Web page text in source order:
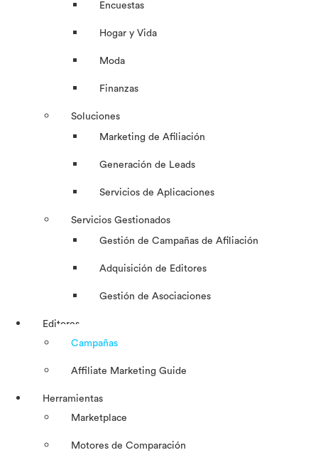
Encuestas
Hogar y Vida
Moda
Finanzas
Soluciones
Marketing de Afiliación
Generación de Leads
Servicios de Aplicaciones
Servicios Gestionados
Gestión de Campañas de Afiliación
Adquisición de Editores
Gestión de Asociaciones
Editores
Campañas
Affiliate Marketing Guide
Herramientas
Marketplace
Motores de Comparación